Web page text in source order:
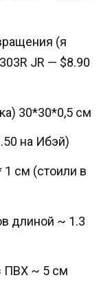
(я
JR — $8.90
30*30*0,5 см
на Ибэй)
1 см (стоили в
длиной ~ 1.3
ПВХ ~ 5 см